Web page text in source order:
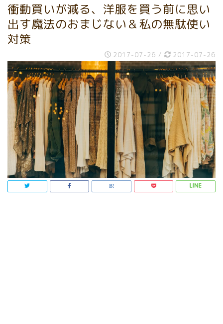
衝動買いが減る、洋服を買う前に思い
出す魔法のおまじない＆私の無駄使い
対策
2017-07-26 / 2017-07-26